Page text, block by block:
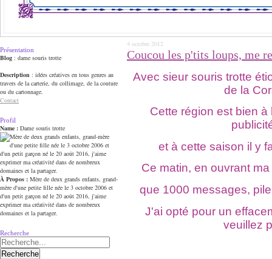
Présentation
Blog : dame souris trotte
Description : idées créatives en tous genres au
travers de la carterie, du collimage, de la couture
ou du cartonnage.
Contact
Profil
Name : Dame souris trotte
À Propos : Mère de deux grands enfants, grand-
mère d'une petite fille née le 3 octobre 2006 et
d'un petit garçon né le 20 août 2016, j'aime
exprimer ma créativité dans de nombreux
domaines et la partager.
Recherche
4 octobre 2012
Coucou les p'tits loups, me
Avec sieur souris trotte
de la
Cette région est bien
et à cette saison il y
Ce matin, en ouvrant
que 1000 messages,
J'ai opté pour un
veuillez